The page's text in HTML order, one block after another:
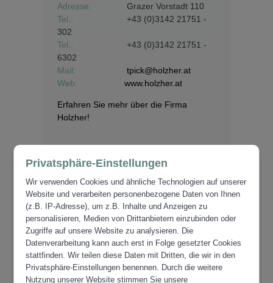
Adresse:
Grazer Vorstadt 110
Tel.:
+43 (0)3142 21751 -
302
Tel.:
+43 (0)3142 21751 -
6302
Mail:
tpick@holzher.at
Web:
www.holzher.at
Erfahren Sie mehr über die Firma
Holzher!
Privatsphäre-Einstellungen
Wir verwenden Cookies und ähnliche Technologien auf unserer
Website und verarbeiten personenbezogene Daten von Ihnen
(z.B. IP-Adresse), um z.B. Inhalte und Anzeigen zu
personalisieren, Medien von Drittanbietern einzubinden oder
Zugriffe auf unsere Website zu analysieren. Die
Datenverarbeitung kann auch erst in Folge gesetzter Cookies
stattfinden. Wir teilen diese Daten mit Dritten, die wir in den
Privatsphäre-Einstellungen benennen. Durch die weitere
Nutzung unserer Website stimmen Sie unsere